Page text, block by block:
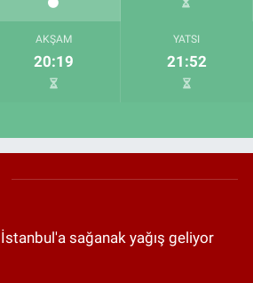
AKŞAM
20:19
YATSI
21:52
İstanbul'a sağanak yağış geliyor